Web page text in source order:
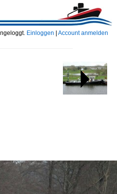
Einloggen Account anmelden